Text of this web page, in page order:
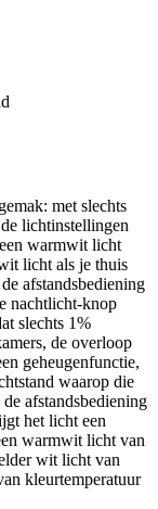
met slechts
lichtinstellingen
warmwit licht
licht als je thuis
afstandsbediening
nachtlicht-knop
slechts 1%
de overloop
geheugenfunctie,
waarop die
afstandsbediening
het licht een
warmwit licht van
wit licht van
kleurtemperatuur